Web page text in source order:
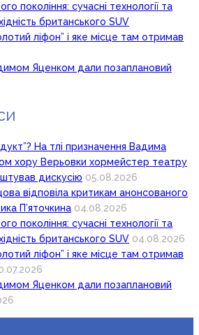
покоління: сучасні технології та
британського SUV
ліфон” і яке місце там отримав
Яценком дали позаплановий
На тлі призначення Вадима
хору Верьовки хормейстер театру
дискусію 05.08.2026
відповіла критикам анонсованого
П’яточкина 04.08.2026
покоління: сучасні технології та
британського SUV 04.08.2026
ліфон” і яке місце там отримав
Яценком дали позаплановий